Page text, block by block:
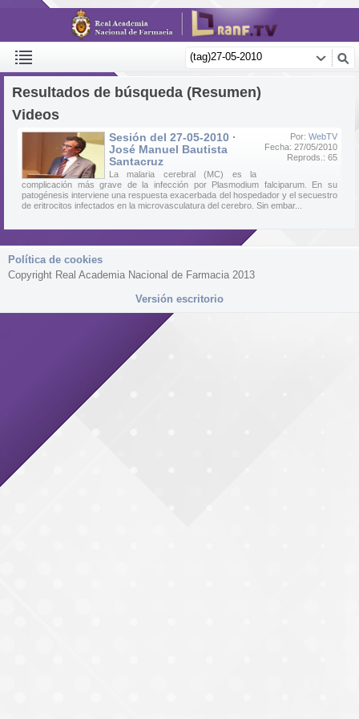
Resultados de búsqueda (Resumen)
Videos
Por: WebTV
Fecha: 27/05/2010
Reprods.: 65
Sesión del 27-05-2010 ·
José Manuel Bautista
Santacruz
La malaria cerebral (MC) es la
complicación más grave de la infección por Plasmodium falciparum. En su
patogénesis interviene una respuesta exacerbada del hospedador y el secuestro
de eritrocitos infectados en la microvasculatura del cerebro. Sin embar...
Política de cookies
Copyright Real Academia Nacional de Farmacia 2013
Versión escritorio